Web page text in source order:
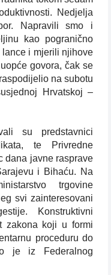
Nedjelja
Napravili smo i
kao pogranično
lance i mjerili njihove
govora, čak se
na subotu
Hrvatskoj –
su predstavnici
te Privredne
dana javne rasprave
i Bihaću. Na
trgovine
svi zainteresovani
Konstruktivni
zakona koji u formi
proceduru do
je iz Federalnog